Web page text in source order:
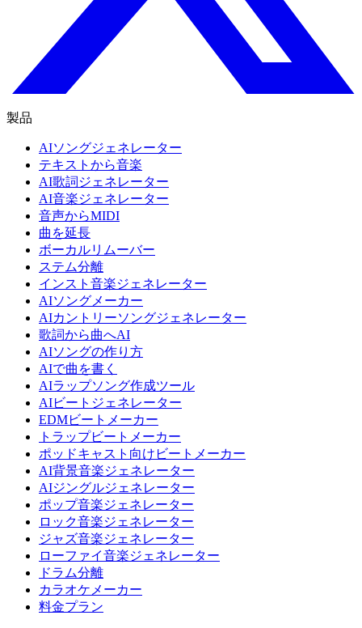
製品
AIソングジェネレーター
テキストから音楽
AI歌詞ジェネレーター
AI音楽ジェネレーター
音声からMIDI
曲を延長
ボーカルリムーバー
ステム分離
インスト音楽ジェネレーター
AIソングメーカー
AIカントリーソングジェネレーター
歌詞から曲へAI
AIソングの作り方
AIで曲を書く
AIラップソング作成ツール
AIビートジェネレーター
EDMビートメーカー
トラップビートメーカー
ポッドキャスト向けビートメーカー
AI背景音楽ジェネレーター
AIジングルジェネレーター
ポップ音楽ジェネレーター
ロック音楽ジェネレーター
ジャズ音楽ジェネレーター
ローファイ音楽ジェネレーター
ドラム分離
カラオケメーカー
料金プラン